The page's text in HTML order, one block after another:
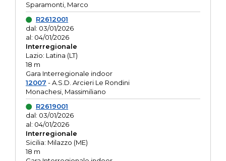
Sparamonti, Marco
R2612001
dal: 03/01/2026
al: 04/01/2026
Interregionale
Lazio: Latina (LT)
18 m
Gara Interregionale indoor
12007 - A.S.D. Arcieri Le Rondini
Monachesi, Massimiliano
R2619001
dal: 03/01/2026
al: 04/01/2026
Interregionale
Sicilia: Milazzo (ME)
18 m